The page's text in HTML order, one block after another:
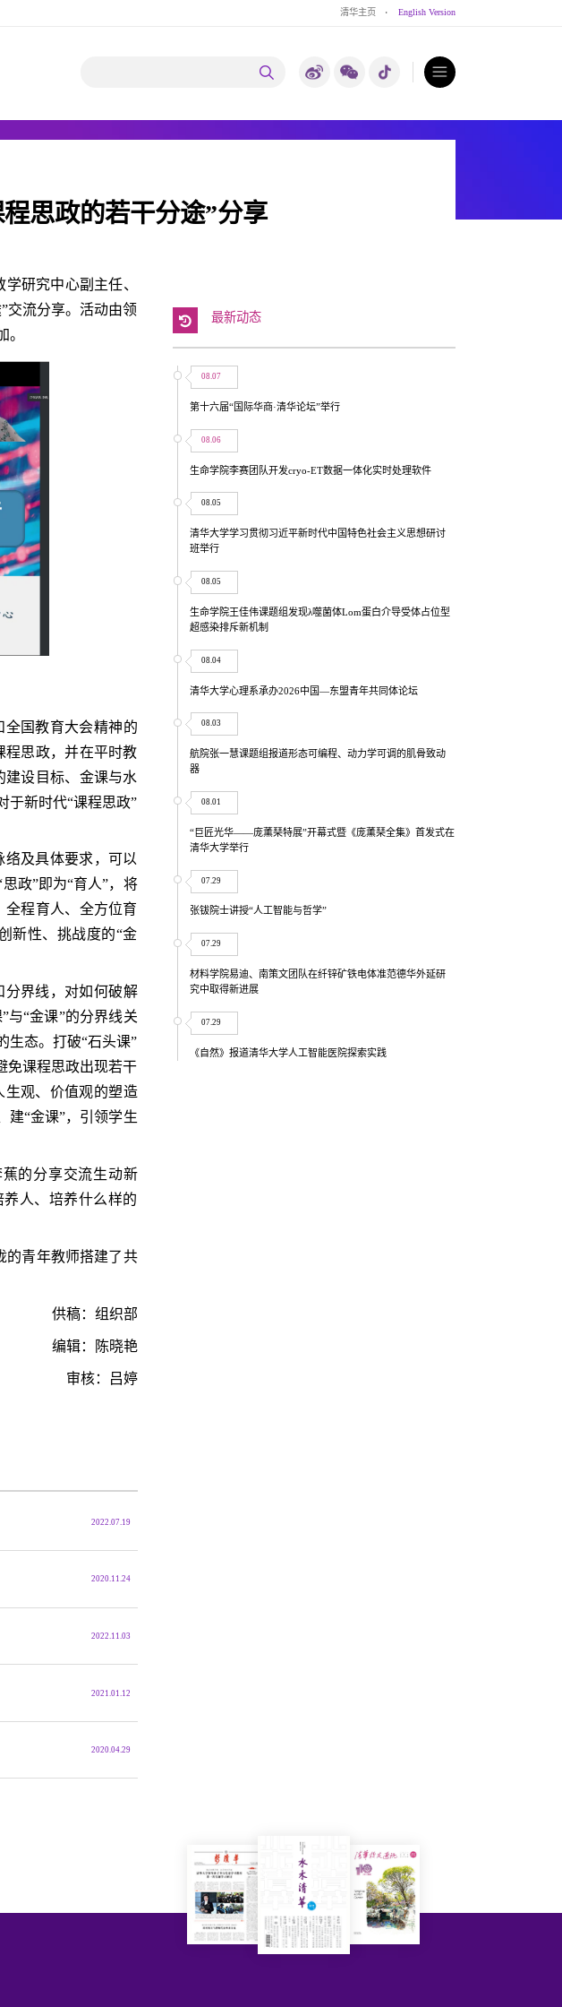
清华主页 · English Version
思政的若干分途”分享
研究中心副主任、
交流分享。活动由领
全国教育大会精神的
程思政，并在平时教
设目标、金课与水
于新时代“课程思政”
络及具体要求，可以
政”即为“育人”，将
程育人、全方位育
新性、挑战度的“金
分界线，对如何破解
与“金课”的分界线关
生态。打破“石头课”
免课程思政出现若干
生观、价值观的塑造
建“金课”，引领学生
的分享交流生动新
人、培养什么样的
的青年教师搭建了共
供稿：组织部
编辑：陈晓艳
审核：吕婷
2022.07.19
2020.11.24
2022.11.03
2021.01.12
2020.04.29
最新动态
08.07
第十六届“国际华商·清华论坛”举行
08.06
生命学院李赛团队开发cryo-ET数据一体化实时处理软件
08.05
清华大学学习贯彻习近平新时代中国特色社会主义思想研讨
班举行
08.05
生命学院王佳伟课题组发现λ噬菌体Lom蛋白介导受体占位型
超感染排斥新机制
08.04
清华大学心理系承办2026中国—东盟青年共同体论坛
08.03
航院张一慧课题组报道形态可编程、动力学可调的肌骨致动
器
08.01
“巨匠光华——庞薰琹特展”开幕式暨《庞薰琹全集》首发式在
清华大学举行
07.29
张钹院士讲授“人工智能与哲学”
07.29
材料学院易迪、南策文团队在纤锌矿铁电体准范德华外延研
究中取得新进展
07.29
《自然》报道清华大学人工智能医院探索实践